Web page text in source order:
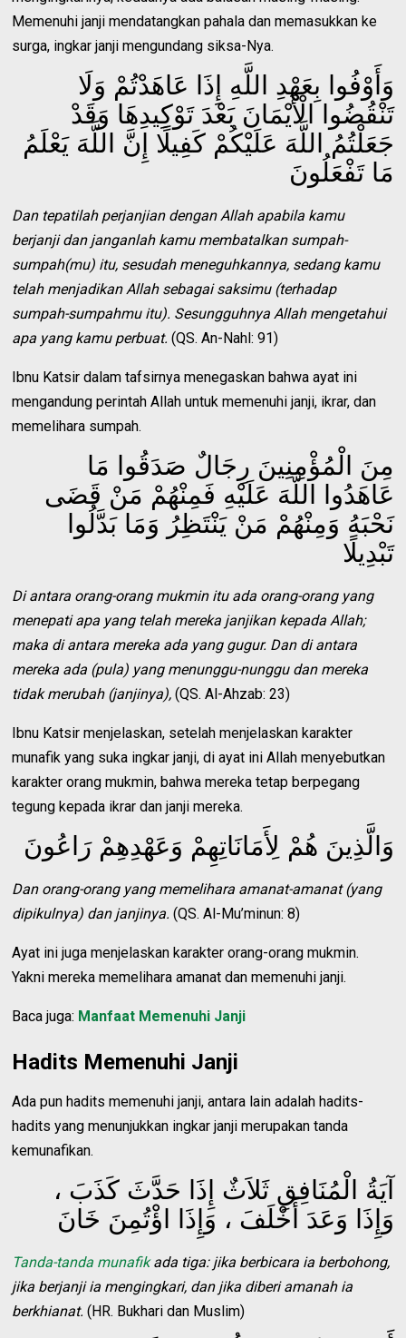
Memenuhi janji mendatangkan pahala dan memasukkan ke
surga, ingkar janji mengundang siksa-Nya.
وَأَوْفُوا بِعَهْدِ اللَّهِ إِذَا عَاهَدْتُمْ وَلَا
تَنْقُضُوا الْأَيْمَانَ بَعْدَ تَوْكِيدِهَا وَقَدْ
جَعَلْتُمُ اللَّهَ عَلَيْكُمْ كَفِيلًا إِنَّ اللَّهَ يَعْلَمُ
مَا تَفْعَلُونَ
Dan tepatilah perjanjian dengan Allah apabila kamu
berjanji dan janganlah kamu membatalkan sumpah-
sumpah(mu) itu, sesudah meneguhkannya, sedang kamu
telah menjadikan Allah sebagai saksimu (terhadap
sumpah-sumpahmu itu). Sesungguhnya Allah mengetahui
apa yang kamu perbuat.(QS. An-Nahl: 91)
Ibnu Katsir dalam tafsirnya menegaskan bahwa ayat ini
mengandung perintah Allah untuk memenuhi janji, ikrar, dan
memelihara sumpah.
مِنَ الْمُؤْمِنِينَ رِجَالٌ صَدَقُوا مَا
عَاهَدُوا اللَّهَ عَلَيْهِ فَمِنْهُمْ مَنْ قَضَى
نَحْبَهُ وَمِنْهُمْ مَنْ يَنْتَظِرُ وَمَا بَدَّلُوا
تَبْدِيلًا
Di antara orang-orang mukmin itu ada orang-orang yang
menepati apa yang telah mereka janjikan kepada Allah;
maka di antara mereka ada yang gugur. Dan di antara
mereka ada (pula) yang menunggu-nunggu dan mereka
tidak merubah (janjinya), (QS. Al-Ahzab: 23)
Ibnu Katsir menjelaskan, setelah menjelaskan karakter
munafik yang suka ingkar janji, di ayat ini Allah menyebutkan
karakter orang mukmin, bahwa mereka tetap berpegang
tegung kepada ikrar dan janji mereka.
وَالَّذِينَ هُمْ لِأَمَانَاتِهِمْ وَعَهْدِهِمْ رَاعُونَ
Dan orang-orang yang memelihara amanat-amanat (yang
dipikulnya) dan janjinya. (QS. Al-Mu’minun: 8)
Ayat ini juga menjelaskan karakter orang-orang mukmin.
Yakni mereka memelihara amanat dan memenuhi janji.
Baca juga: Manfaat Memenuhi Janji
Hadits Memenuhi Janji
Ada pun hadits memenuhi janji, antara lain adalah hadits-
hadits yang menunjukkan ingkar janji merupakan tanda
kemunafikan.
آيَةُ الْمُنَافِقِ ثَلاَثٌ إِذَا حَدَّثَ كَذَبَ ،
وَإِذَا وَعَدَ أَخْلَفَ ، وَإِذَا اؤْتُمِنَ خَانَ
Tanda-tanda munafikada tiga: jika berbicara ia berbohong,
jika berjanji ia mengingkari, dan jika diberi amanah ia
berkhianat. (HR. Bukhari dan Muslim)